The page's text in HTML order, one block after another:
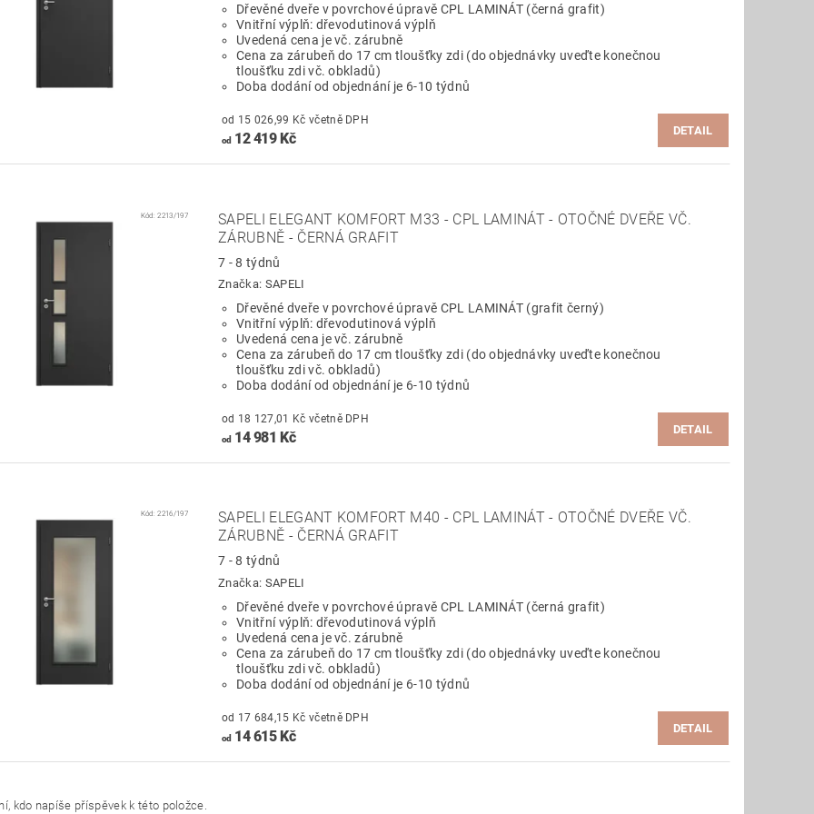
Dřevěné dveře v povrchové úpravě CPL LAMINÁT (černá grafit)
Vnitřní výplň: dřevodutinová výplň
Uvedená cena je vč. zárubně
Cena za zárubeň do 17 cm tloušťky zdi (do objednávky uveďte konečnou
tloušťku zdi vč. obkladů)
Doba dodání od objednání je 6-10 týdnů
od 15 026,99 Kč včetně DPH
od12 419 Kč DETAIL
Kód:2213/197
SAPELI ELEGANT KOMFORT M33 - CPL LAMINÁT - OTOČNÉ DVEŘE VČ.
ZÁRUBNĚ - ČERNÁ GRAFIT
7 - 8 týdnů
Značka: SAPELI
Dřevěné dveře v povrchové úpravě CPL LAMINÁT (grafit černý)
Vnitřní výplň: dřevodutinová výplň
Uvedená cena je vč. zárubně
Cena za zárubeň do 17 cm tloušťky zdi (do objednávky uveďte konečnou
tloušťku zdi vč. obkladů)
Doba dodání od objednání je 6-10 týdnů
od 18 127,01 Kč včetně DPH
od14 981 Kč DETAIL
Kód:2216/197
SAPELI ELEGANT KOMFORT M40 - CPL LAMINÁT - OTOČNÉ DVEŘE VČ.
ZÁRUBNĚ - ČERNÁ GRAFIT
7 - 8 týdnů
Značka: SAPELI
Dřevěné dveře v povrchové úpravě CPL LAMINÁT (černá grafit)
Vnitřní výplň: dřevodutinová výplň
Uvedená cena je vč. zárubně
Cena za zárubeň do 17 cm tloušťky zdi (do objednávky uveďte konečnou
tloušťku zdi vč. obkladů)
Doba dodání od objednání je 6-10 týdnů
od 17 684,15 Kč včetně DPH
od14 615 Kč DETAIL
kdo napíše příspěvek k této položce.